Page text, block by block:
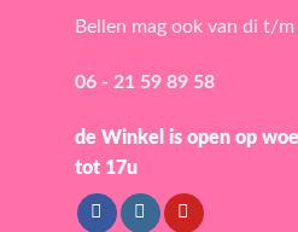
Bellen mag ook van di t/
06 - 21 59 89 58
de Winkel is open op
tot 17u